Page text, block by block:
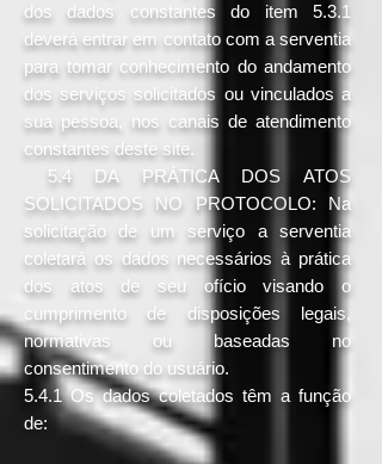
dos dados constantes do item 5.3.1
deverá entrar em contato com a serventia
para tomar conhecimento do andamento
dos serviços solicitados ou vinculados a
sua pessoa, nos canais de atendimento
constantes deste site.
5.4 DA PRÁTICA DOS ATOS
SOLICITADOS NO PROTOCOLO: Na
solicitação de um serviço a serventia
coletará os dados necessários à prática
dos atos de seu ofício visando o
cumprimento de disposições legais,
normativas ou baseadas no
consentimento do usuário.
5.4.1 Os dados coletados têm a função
de: